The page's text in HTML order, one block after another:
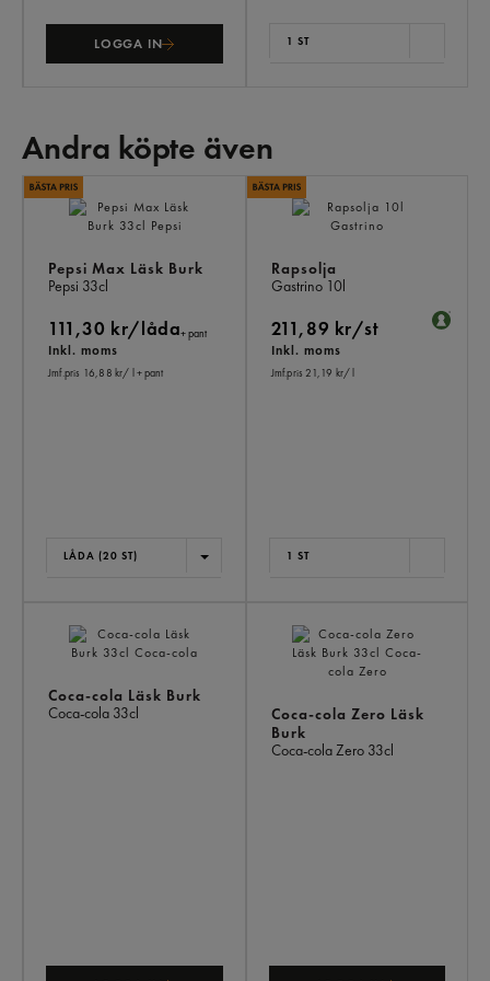
LOGGA IN 1 ST
Andra köpte även
Pepsi Max Läsk Burk
Pepsi 33cl
111,30 kr/låda+ pant
Inkl. moms
Jmf.pris 16,88 kr/ l+ pant
LÅDA (20 ST)
Rapsolja
Gastrino 10l
211,89 kr/st
Inkl. moms
Jmf.pris 21,19 kr/ l
1 ST
Coca-cola Läsk Burk
Coca-cola 33cl
Coca-cola Zero Läsk
Burk
Coca-cola Zero 33cl